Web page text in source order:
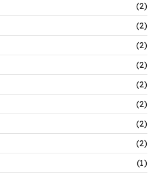
(2)
(2)
(2)
(2)
(2)
(2)
(2)
(2)
(1)